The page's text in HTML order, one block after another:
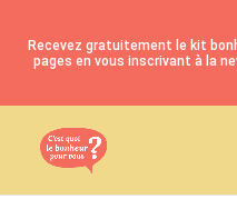
Recevez gratuitement le kit
pages en vous inscrivant à la